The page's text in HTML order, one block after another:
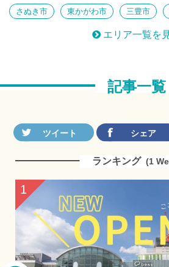
芸術祭だけじゃない！香川のアート
注目！香川のパワースポット 建築女
さぬき市 東かがわ市 三豊市
宇多津町 綾
エリア一覧を
記事一覧
ランキング (1
1